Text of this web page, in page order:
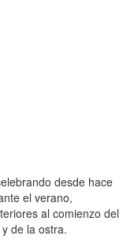
desde hace
el verano,
al comienzo del
de la ostra.